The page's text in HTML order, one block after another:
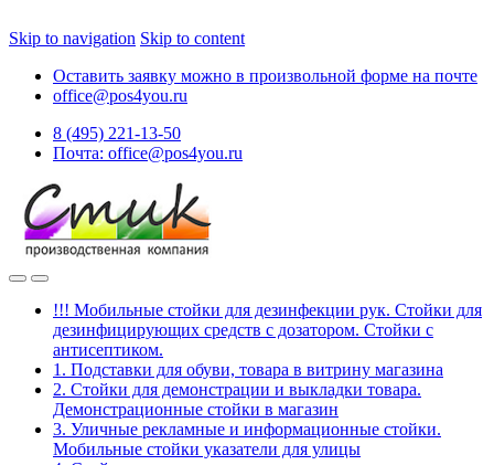
Skip to navigation Skip to content
Оставить заявку можно в произвольной форме на почте
office@pos4you.ru
8 (495) 221-13-50
Почта: office@pos4you.ru
!!! Мобильные стойки для дезинфекции рук. Стойки для
дезинфицирующих средств с дозатором. Стойки с
антисептиком.
1. Подставки для обуви, товара в витрину магазина
2. Стойки для демонстрации и выкладки товара.
Демонстрационные стойки в магазин
3. Уличные рекламные и информационные стойки.
Мобильные стойки указатели для улицы